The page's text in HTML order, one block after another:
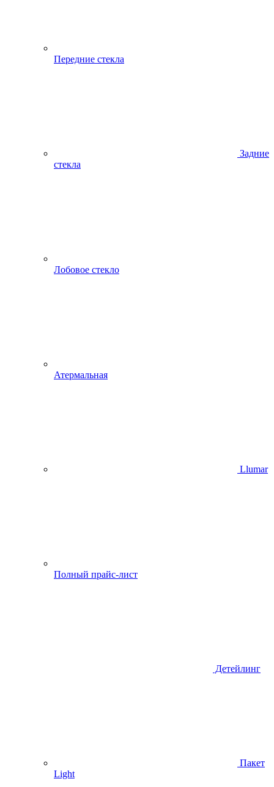
Передние стекла
Задние
стекла
Лобовое стекло
Атермальная
Llumar
Полный прайс-лист
Детейлинг
Пакет
Light